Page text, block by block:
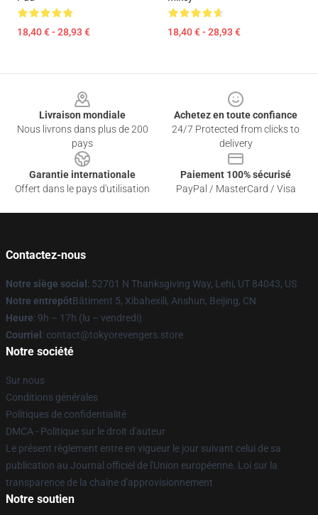
18,40 € - 28,93 € 18,40 € - 28,93 €
Livraison mondiale
Nous livrons dans plus de 200
pays
Achetez en toute confiance
24/7 Protected from clicks to
delivery
Garantie internationale
Offert dans le pays d'utilisation
Paiement 100% sécurisé
PayPal / MasterCard / Visa
Contactez-nous
Notre siège social : 52701 N Thanksgiving Way, Lehi, UT 84043, US
Notre entrepôtBâtiment 5, Xibahexili, Anshun, Beijing, CN
Heure: 9h – 17h (lu – vendredi)
Courriel : contact@tokyorevengers.store
Notre société
Sur nous
Conditions générales
Politiques de confidentialité
DMCA - Politique sur le droit d'auteur
Le présent règlement entre en vigueur le jour suivant celui de sa
publication au Journal officiel de l'Union européenne. Loi sur la
transparence de la chaîne d'approvisionnement
Notre soutien